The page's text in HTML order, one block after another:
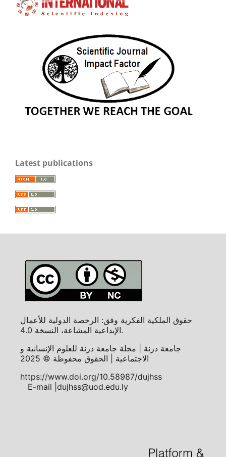
Latest publications
حقوق الملكية الفكرية وفق: الرخصة الدولية للأعمال
الإبداعية المشاعة، النسخة 4.0.
جامعة درنة | مجلة جامعة درنة للعلوم الإنسانية و
الاجتماعية | الحقوق محفوظة © 2025
https://www.doi.org/10.58987/dujhss
E-mail |dujhss@uod.edu.ly